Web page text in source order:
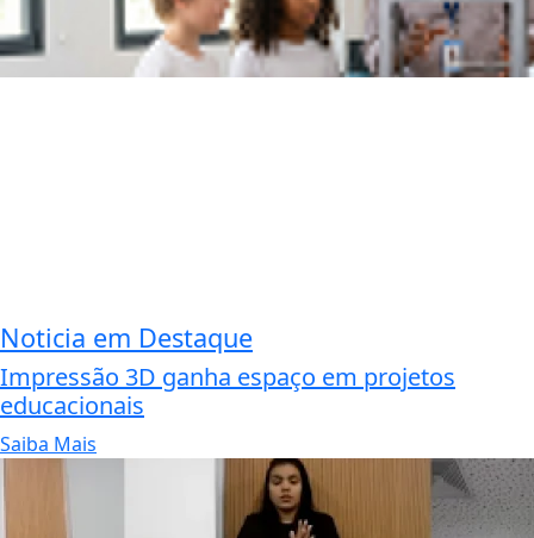
Noticia em Destaque
Impressão 3D ganha espaço em projetos
educacionais
Saiba Mais